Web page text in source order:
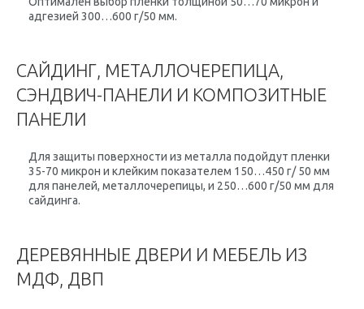
адгезией 300…600 г/50 мм.
САЙДИНГ, МЕТАЛЛОЧЕРЕПИЦА,
СЭНДВИЧ-ПАНЕЛИ И КОМПОЗИТНЫЕ
ПАНЕЛИ
Для защиты поверхности из металла подойдут пленки
35-70 микрон и клейким показателем 150…450 г/ 50 мм
для панелей, металлочерепицы, и 250…600 г/50 мм для
сайдинга.
ДЕРЕВЯННЫЕ ДВЕРИ И МЕБЕЛЬ ИЗ
МДФ, ДВП